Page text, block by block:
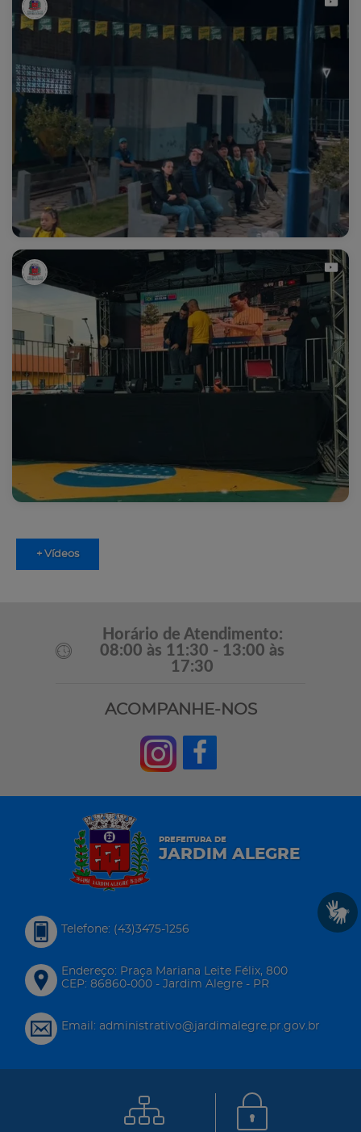
+ Vídeos
Horário de Atendimento:
08:00 às 11:30 - 13:00 às
17:30
ACOMPANHE-NOS
PREFEITURA DE
JARDIM ALEGRE
Telefone: (43)3475-1256
Endereço: Praça Mariana Leite Félix, 800
CEP: 86860-000 - Jardim Alegre - PR
Email: administrativo@jardimalegre.pr.gov.br